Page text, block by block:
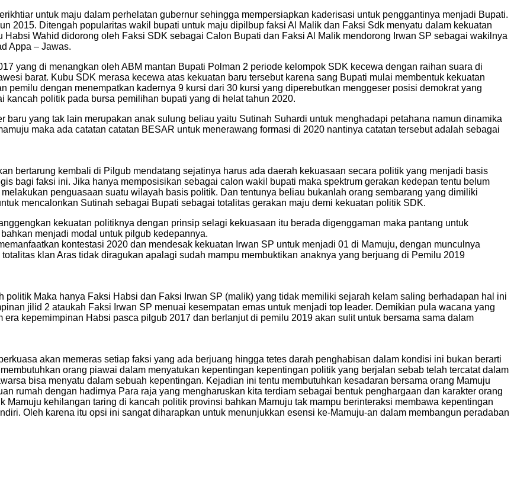
untuk maju dalam perhelatan gubernur sehingga mempersiapkan kaderisasi untuk penggantinya menjadi Bupati.
2015. Ditengah popularitas wakil bupati untuk maju dipilbup faksi Al Malik dan Faksi Sdk menyatu dalam kekuatan
Wahid didorong oleh Faksi SDK sebagai Calon Bupati dan Faksi Al Malik mendorong Irwan SP sebagai wakilnya
Appa – Jawas.
yang di menangkan oleh ABM mantan Bupati Polman 2 periode kelompok SDK kecewa dengan raihan suara di
barat. Kubu SDK merasa kecewa atas kekuatan baru tersebut karena sang Bupati mulai membentuk kekuatan
pemilu dengan menempatkan kadernya 9 kursi dari 30 kursi yang diperebutkan menggeser posisi demokrat yang
politik pada bursa pemilihan bupati yang di helat tahun 2020.
yang tak lain merupakan anak sulung beliau yaitu Sutinah Suhardi untuk menghadapi petahana namun dinamika
maka ada catatan catatan BESAR untuk menerawang formasi di 2020 nantinya catatan tersebut adalah sebagai
bertarung kembali di Pilgub mendatang sejatinya harus ada daerah kekuasaan secara politik yang menjadi basis
bagi faksi ini. Jika hanya memposisikan sebagai calon wakil bupati maka spektrum gerakan kedepan tentu belum
penguasaan suatu wilayah basis politik. Dan tentunya beliau bukanlah orang sembarang yang dimiliki
mencalonkan Sutinah sebagai Bupati sebagai totalitas gerakan maju demi kekuatan politik SDK.
kekuatan politiknya dengan prinsip selagi kekuasaan itu berada digenggaman maka pantang untuk
menjadi modal untuk pilgub kedepannya.
kontestasi 2020 dan mendesak kekuatan Irwan SP untuk menjadi 01 di Mamuju, dengan munculnya
klan Aras tidak diragukan apalagi sudah mampu membuktikan anaknya yang berjuang di Pemilu 2019
Maka hanya Faksi Habsi dan Faksi Irwan SP (malik) yang tidak memiliki sejarah kelam saling berhadapan hal ini
jilid 2 ataukah Faksi Irwan SP menuai kesempatan emas untuk menjadi top leader. Demikian pula wacana yang
kepemimpinan Habsi pasca pilgub 2017 dan berlanjut di pemilu 2019 akan sulit untuk bersama sama dalam
akan memeras setiap faksi yang ada berjuang hingga tetes darah penghabisan dalam kondisi ini bukan berarti
orang piawai dalam menyatukan kepentingan kepentingan politik yang berjalan sebab telah tercatat dalam
bisa menyatu dalam sebuah kepentingan. Kejadian ini tentu membutuhkan kesadaran bersama orang Mamuju
rumah dengan hadirnya Para raja yang mengharuskan kita terdiam sebagai bentuk penghargaan dan karakter orang
kehilangan taring di kancah politik provinsi bahkan Mamuju tak mampu berinteraksi membawa kepentingan
Oleh karena itu opsi ini sangat diharapkan untuk menunjukkan esensi ke-Mamuju-an dalam membangun peradaban